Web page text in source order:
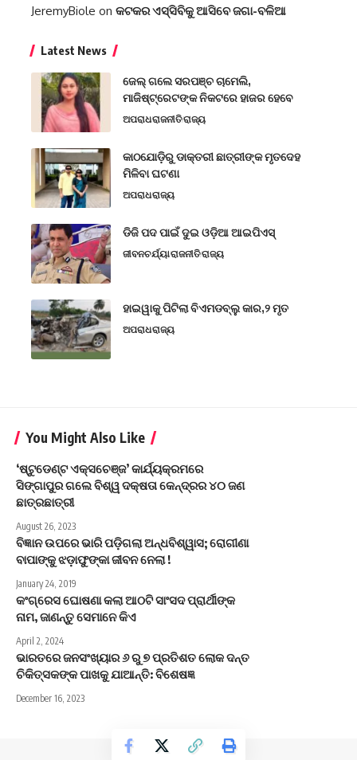
JeremyBiole on କଟକର ଏସ୍‌ସିବିକୁ ଆସିବେ ଜଗା-ବଳିଆ
Latest News
ଜେଲ୍ ଗଲେ ସରପଞ୍ଚ ଚାମେଲି,
ମାଜିଷ୍ଟ୍ରେଟଙ୍କ ନିକଟରେ ହାଜର ହେବେ
ଅପରାଧରାଜନୀତିରାଜ୍ୟ
କାଠଯୋଡ଼ିରୁ ଡାକ୍ତରୀ ଛାତ୍ରୀଙ୍କ ମୃତଦେହ
ମିଳିବା ଘଟଣା
ଅପରାଧରାଜ୍ୟ
ଡିଜି ପଦ ପାଇଁ ଦୁଇ ଓଡ଼ିଆ ଆଇପିଏସ୍
ଜୀବନଚର୍ଯ୍ୟାରାଜନୀତିରାଜ୍ୟ
ହାଇୱାକୁ ପିଟିଲା ବିଏମଡବ୍ଲୁ କାର,୨ ମୃତ
ଅପରାଧରାଜ୍ୟ
You Might Also Like
‘ଷ୍ଟୁଡେଣ୍ଟ ଏକ୍ସଚେଞ୍ଜ’ କାର୍ଯ୍ୟକ୍ରମରେ
ସିଙ୍ଗାପୁର ଗଲେ ବିଶ୍ୱ ଦକ୍ଷତା କେନ୍ଦ୍ରର ୪୦ ଜଣ
ଛାତ୍ରଛାତ୍ରୀ
August 26, 2023
ବିଜ୍ଞାନ ଉପରେ ଭାରି ପଡ଼ିଗଲା ଅନ୍ଧବିଶ୍ୱାସ; ରୋଗୀଣା
ବାପାଙ୍କୁ ଝଡ଼ାଫୁଙ୍କା ଜୀବନ ନେଲା !
January 24, 2019
କଂଗ୍ରେସ ଘୋଷଣା କଲା ଆଠଟି ସାଂସଦ ପ୍ରାର୍ଥୀଙ୍କ
ନାମ, ଜାଣନ୍ତୁ ସେମାନେ କିଏ
April 2, 2024
ଭାରତରେ ଜନସଂଖ୍ୟାର ୬ ରୁ ୭ ପ୍ରତିଶତ ଲୋକ ଦନ୍ତ
ଚିକିତ୍ସକଙ୍କ ପାଖକୁ ଯାଆନ୍ତି: ବିଶେଷଜ୍ଞ
December 16, 2023